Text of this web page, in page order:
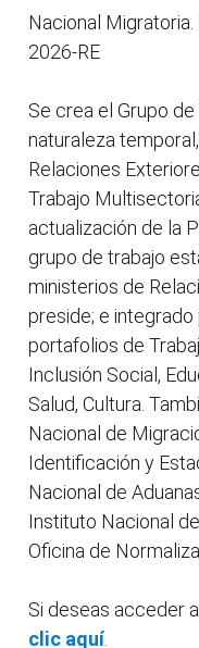
Nacional
2026-RE
Se crea el Grupo
naturaleza
Relaciones
Trabajo
actualización de la
grupo de trabajo
ministerios de
preside; e
portafolios de
Inclusión Social,
Salud, Cultura.
Nacional de
Identificación y
Nacional de
Instituto Nacional
Oficina de
Si deseas acceder
clic aquí.